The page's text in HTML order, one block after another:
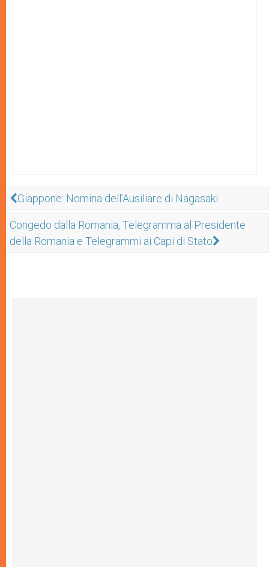
Giappone: Nomina dell’Ausiliare di Nagasaki
Congedo dalla Romania, Telegramma al Presidente
della Romania e Telegrammi ai Capi di Stato